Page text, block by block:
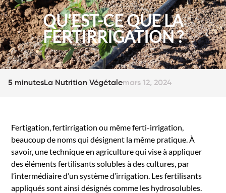
QU’EST-CE QUE LA
FERTIRRIGATION ?
5 minutesLa Nutrition Végétalemars 12, 2024
Fertigation, fertirrigation ou même ferti-irrigation,
beaucoup de noms qui désignent la même pratique. À
savoir, une technique en agriculture qui vise à appliquer
des éléments fertilisants solubles à des cultures, par
l’intermédiaire d’un système d’irrigation. Les fertilisants
appliqués sont ainsi désignés comme les hydrosolubles.